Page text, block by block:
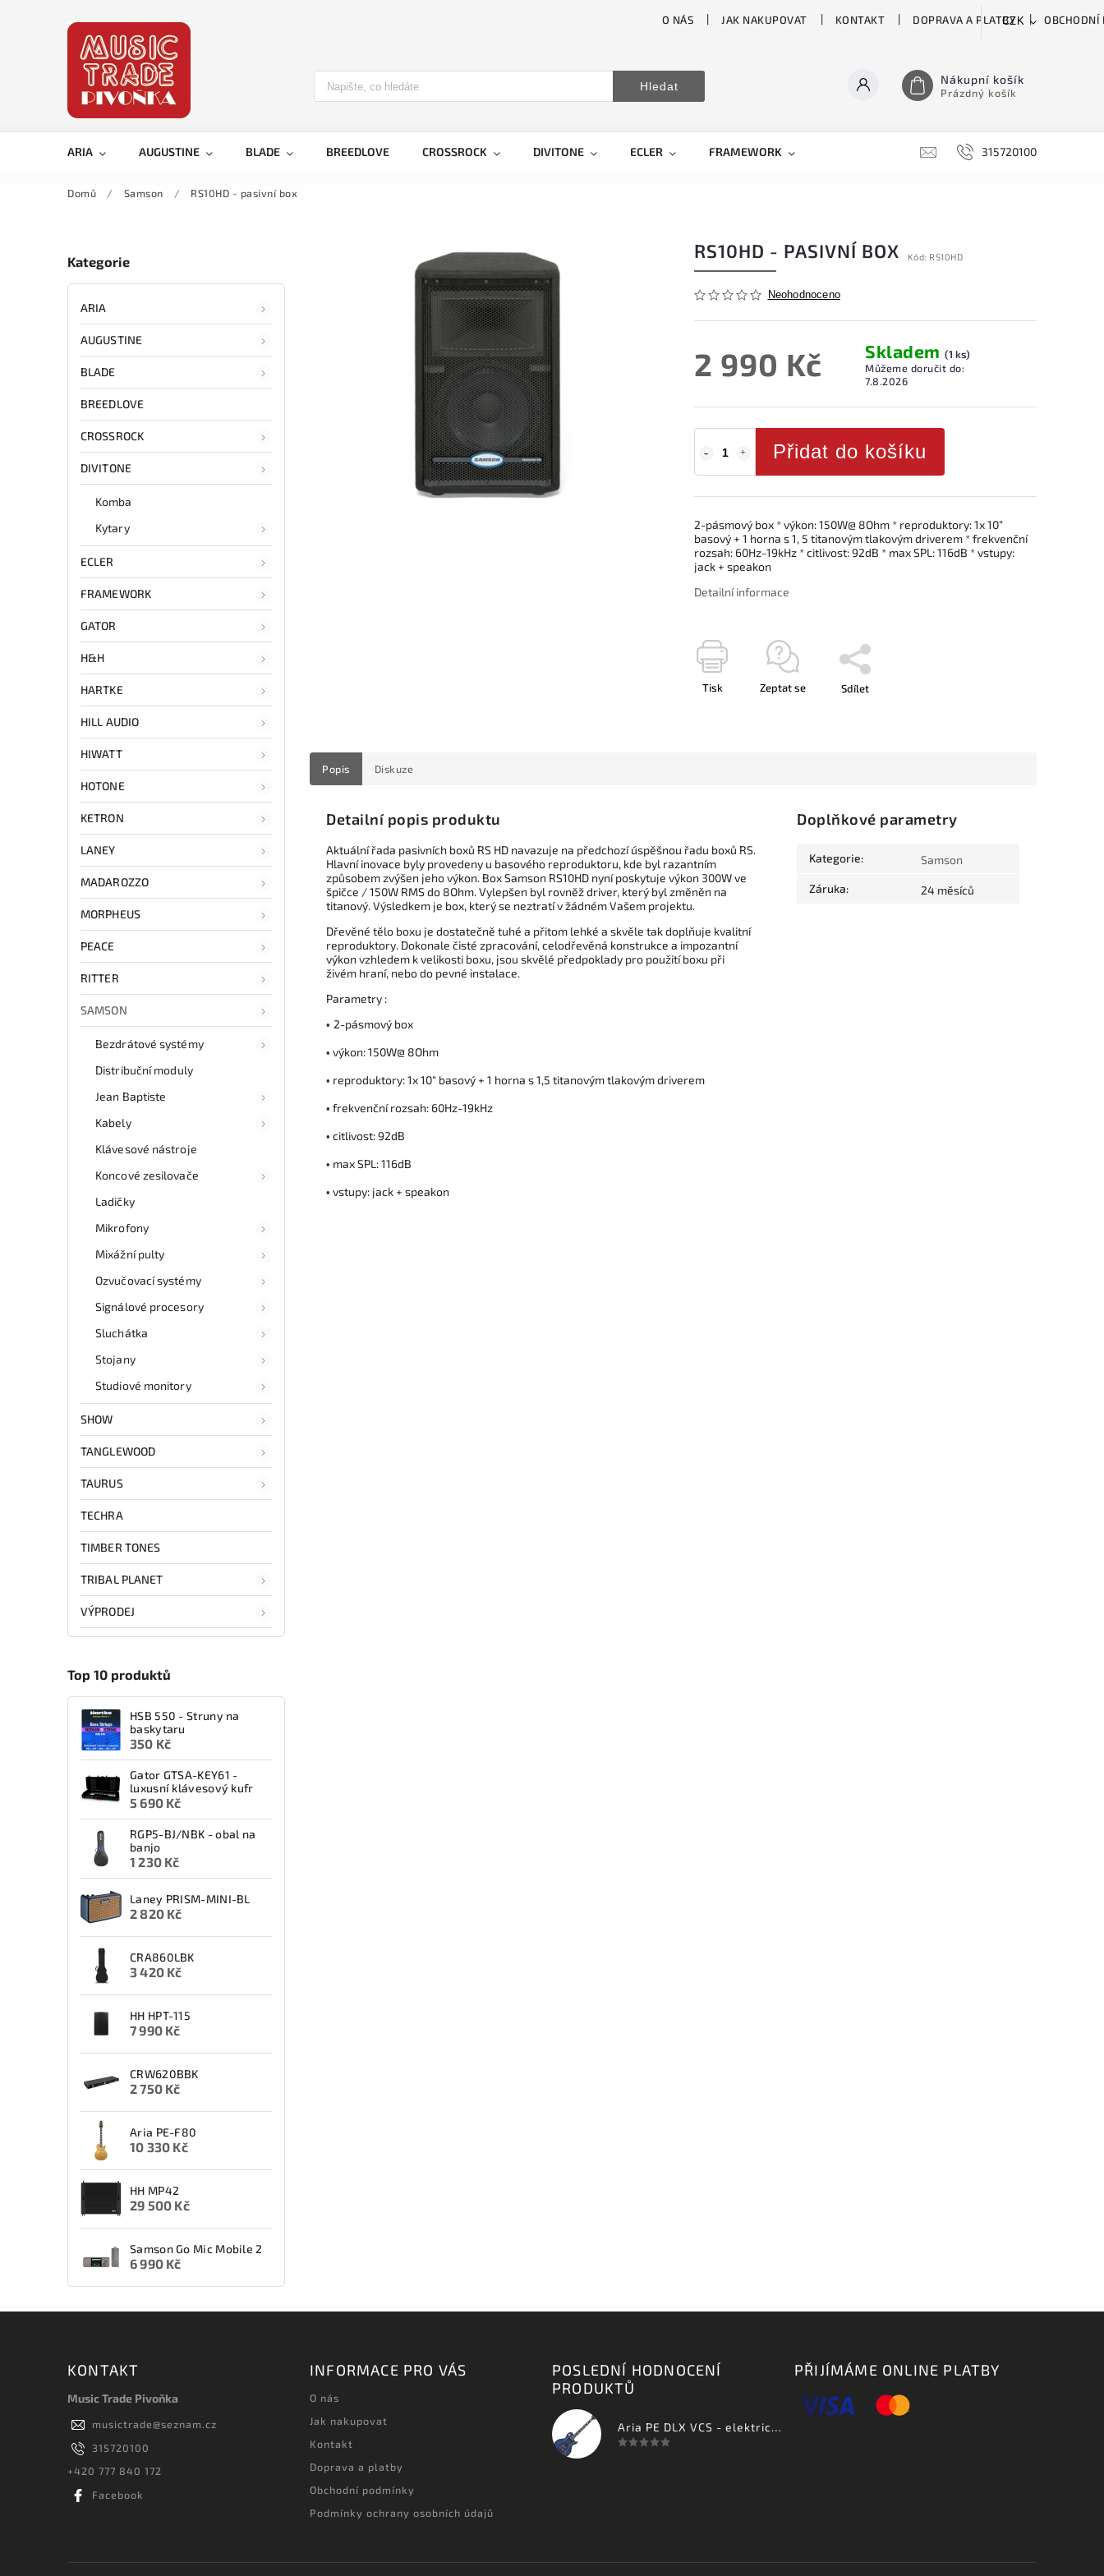
O NÁS JAK NAKUPOVAT KONTAKT DOPRAVA A PLATBY OBCHODNÍ
CZK
Hledat Nákupní košík
Prázdný košík
ARIA AUGUSTINE BLADE BREEDLOVE CROSSROCK DIVITONE ECLER FRAMEWORK H&H HARTKE
315720100
Domů / Samson / RS10HD - pasivní box
Kategorie
ARIA
AUGUSTINE
BLADE
BREEDLOVE
CROSSROCK
DIVITONE
Komba
Kytary
ECLER
FRAMEWORK
GATOR
H&H
HARTKE
HILL AUDIO
HIWATT
HOTONE
KETRON
LANEY
MADAROZZO
MORPHEUS
PEACE
RITTER
SAMSON
Bezdrátové systémy
Distribuční moduly
Jean Baptiste
Kabely
Klávesové nástroje
Koncové zesilovače
Ladičky
Mikrofony
Mixážní pulty
Ozvučovací systémy
Signálové procesory
Sluchátka
Stojany
Studiové monitory
SHOW
TANGLEWOOD
TAURUS
TECHRA
TIMBER TONES
TRIBAL PLANET
VÝPRODEJ
Top 10 produktů
HSB 550 - Struny na
baskytaru
350 Kč
Gator GTSA-KEY61 -
luxusní klávesový kufr
5 690 Kč
RGP5-BJ/NBK - obal na
banjo
1 230 Kč
Laney PRISM-MINI-BL
2 820 Kč
CRA860LBK
3 420 Kč
HH HPT-115
7 990 Kč
CRW620BBK
2 750 Kč
Aria PE-F80
10 330 Kč
HH MP42
29 500 Kč
Samson Go Mic Mobile 2
6 990 Kč
RS10HD - PASIVNÍ BOX Kód: RS10HD
Neohodnoceno
2 990 Kč Skladem(1 ks)
Můžeme doručit do:
7.8.2026
Přidat do košíku
2-pásmový box * výkon: 150W@ 8Ohm * reproduktory: 1x 10“
basový + 1 horna s 1, 5 titanovým tlakovým driverem * frekvenční
rozsah: 60Hz-19kHz * citlivost: 92dB * max SPL: 116dB * vstupy:
jack + speakon
Detailní informace
Tisk Zeptat se Sdílet
Popis Diskuze
Detailní popis produktu
Aktuální řada pasivních boxů RS HD navazuje na předchozí úspěšnou řadu boxů RS.
Hlavní inovace byly provedeny u basového reproduktoru, kde byl razantním
způsobem zvýšen jeho výkon. Box Samson RS10HD nyní poskytuje výkon 300W ve
špičce / 150W RMS do 8Ohm. Vylepšen byl rovněž driver, který byl změněn na
titanový. Výsledkem je box, který se neztratí v žádném Vašem projektu.
Dřevěné tělo boxu je dostatečně tuhé a přitom lehké a skvěle tak doplňuje kvalitní
reproduktory. Dokonale čisté zpracování, celodřevěná konstrukce a impozantní
výkon vzhledem k velikosti boxu, jsou skvělé předpoklady pro použití boxu při
živém hraní, nebo do pevné instalace.
Parametry :
• 2-pásmový box
• výkon: 150W@ 8Ohm
• reproduktory: 1x 10“ basový + 1 horna s 1,5 titanovým tlakovým driverem
• frekvenční rozsah: 60Hz-19kHz
• citlivost: 92dB
• max SPL: 116dB
• vstupy: jack + speakon
Doplňkové parametry
Kategorie: Samson
Záruka: 24 měsíců
KONTAKT
Music Trade Pivoňka
musictrade@seznam.cz
315720100
+420 777 840 172
Facebook
INFORMACE PRO VÁS
O nás
Jak nakupovat
Kontakt
Doprava a platby
Obchodní podmínky
Podmínky ochrany osobních údajů
POSLEDNÍ HODNOCENÍ
PRODUKTŮ
Aria PE DLX VCS - elektrická kytara-zboží bylo vystaveno na prodejně
PŘIJÍMÁME ONLINE PLATBY